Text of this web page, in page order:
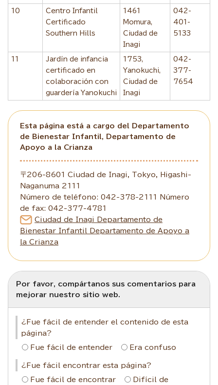
10
Centro Infantil
Certificado
Southern Hills
1461
Momura,
Ciudad de
Inagi
042-
401-
5133
11
Jardín de infancia
certificado en
colaboración con
guardería Yanokuchi
1753,
Yanokuchi,
Ciudad de
Inagi
042-
377-
7654
Esta página está a cargo del Departamento
de Bienestar Infantil, Departamento de
Apoyo a la Crianza
〒206-8601 Ciudad de Inagi, Tokyo, Higashi-
Naganuma 2111
Número de teléfono: 042-378-2111 Número
de fax: 042-377-4781
Ciudad de Inagi Departamento de
Bienestar Infantil Departamento de Apoyo a
la Crianza
Por favor, compártanos sus comentarios para
mejorar nuestro sitio web.
¿Fue fácil de entender el contenido de esta
página?
Fue fácil de entender Era confuso
¿Fue fácil encontrar esta página?
Fue fácil de encontrar
Difícil de